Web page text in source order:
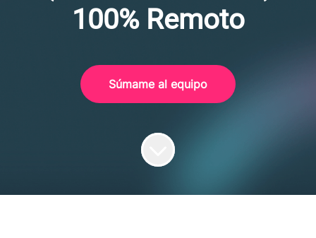
100% Remoto
Súmame al equipo